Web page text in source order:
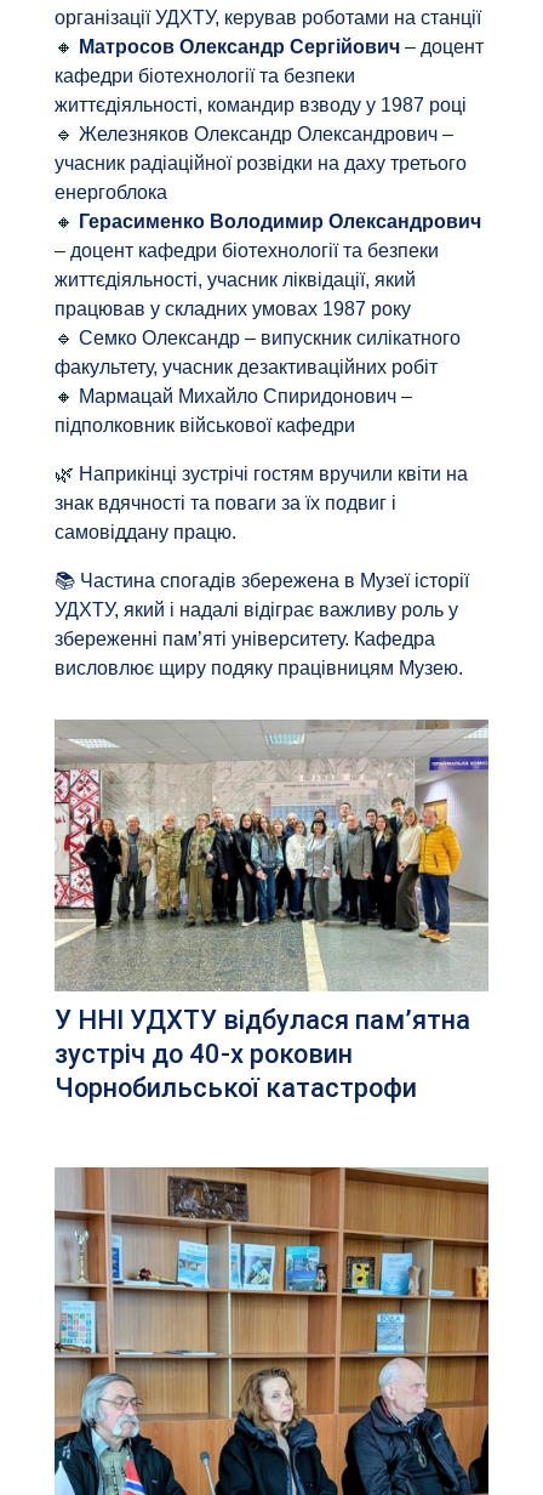
організації УДХТУ, керував роботами на станції
🔸️
Матросов Олександр Сергійович– доцент
кафедри біотехнології та безпеки
життєдіяльності, командир взводу у 1987 році
🔹 Железняков Олександр Олександрович –
учасник радіаційної розвідки на даху третього
енергоблока
🔸️
Герасименко Володимир Олександрович
– доцент кафедри біотехнології та безпеки
життєдіяльності, учасник ліквідації, який
працював у складних умовах 1987 року
🔹 Семко Олександр – випускник силікатного
факультету, учасник дезактиваційних робіт
🔸️ Мармацай Михайло Спиридонович –
підполковник військової кафедри
🌿 Наприкінці зустрічі гостям вручили квіти на
знак вдячності та поваги за їх подвиг і
самовіддану працю.
📚 Частина спогадів збережена в Музеї історії
УДХТУ, який і надалі відіграє важливу роль у
збереженні пам’яті університету. Кафедра
висловлює щиру подяку працівницям Музею.
У ННІ УДХТУ відбулася пам’ятна
зустріч до 40-х роковин
Чорнобильської катастрофи